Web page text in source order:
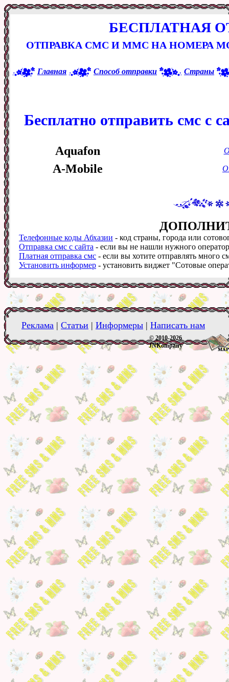
БЕСПЛАТНАЯ
ОТПРАВКА СМС И ММС НА НОМЕРА
Главная Способ отправки Страны
Бесплатно отправить смс с
Aquafon
A-Mobile
Телефонные коды Абхазии - код страны, города или
Отправка смс с сайта - если вы не нашли нужного
Платная отправка смс - если вы хотите отправлять много
Установить информер - установить виджет "Сотовые
Реклама | Статьи | Информеры | Написать нам
© 2010-2026
JNKompany